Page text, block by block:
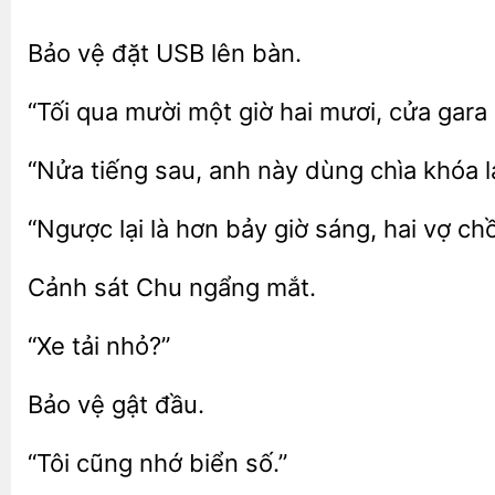
Bảo vệ bàn.
“Tối qua mười một giờ mươi,
tiếng sau, anh này dùng chìa
“Ngược lại là hơn bảy giờ hai vợ
sát ngẩng
đầu.
nhớ biển